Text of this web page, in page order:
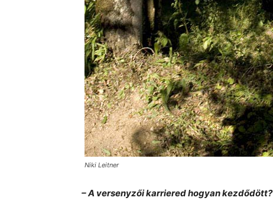
Niki Leitner
– A versenyzői karriered hogyan kezdődött?